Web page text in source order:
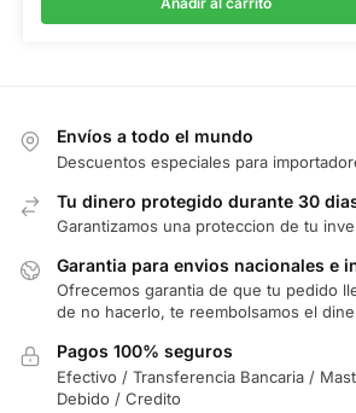
Envíos a todo el mundo
Descuentos especiales para
Tu dinero protegido durante 30
Garantizamos una proteccion de tu
Garantia para envios nacionales e
Ofrecemos garantia de que tu pedido
de no hacerlo, te reembolsamos el
Pagos 100% seguros
Efectivo / Transferencia Bancaria /
Debido / Credito